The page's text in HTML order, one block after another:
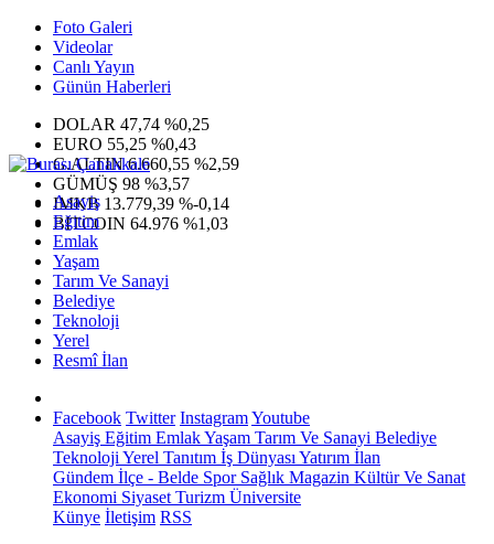
Foto Galeri
Videolar
Canlı Yayın
Günün Haberleri
DOLAR 47,74 %0,25
EURO 55,25 %0,43
G.ALTIN6.660,55 %2,59
GÜMÜŞ 98 %3,57
IMKB 13.779,39 %-0,14
BITCOIN 64.976 %1,03
Asayiş
Eğitim
Emlak
Yaşam
Tarım Ve Sanayi
Belediye
Teknoloji
Yerel
Resmî İlan
Facebook Twitter InstagramYoutube
Asayiş Eğitim EmlakYaşam Tarım Ve Sanayi Belediye
Teknoloji Yerel Tanıtım İş Dünyası Yatırım İlan
Gündem İlçe - Belde SporSağlık Magazin Kültür Ve Sanat
Ekonomi Siyaset Turizm Üniversite
Künye İletişim RSS